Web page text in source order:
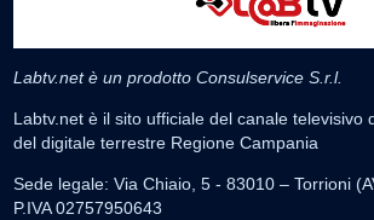
Labtv.net è un prodotto Consulservice S.r.l.
Labtv.net è il sito ufficiale del canale televisivo
del digitale terrestre Regione Campania
Sede legale: Via Chiaio, 5 - 83010 – Torrioni
P.IVA 02757950643